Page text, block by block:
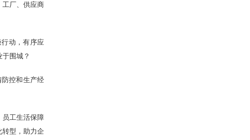
工厂、供应商
动，有序应
围城？
防控和生产经
员工生活保障
型，助力企